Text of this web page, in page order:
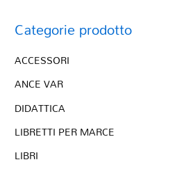
Categorie prodotto
ACCESSORI
ANCE VAR
DIDATTICA
LIBRETTI PER MARCE
LIBRI